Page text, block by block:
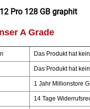
Pro 128 GB graphit
A Grade
Das Produkt hat
Das Produkt hat
1 Jahr Millionstore
14 Tage